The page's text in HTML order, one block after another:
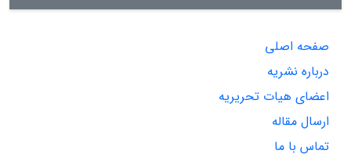
صفحه اصلی
درباره نشریه
اعضای هیات تحریریه
ارسال مقاله
تماس با ما